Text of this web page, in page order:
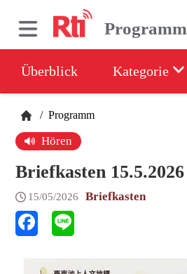
Programm
Überblick Kategorie
/ Programm
Hören
Briefkasten 15.5.2026
15/05/2026 Briefkasten